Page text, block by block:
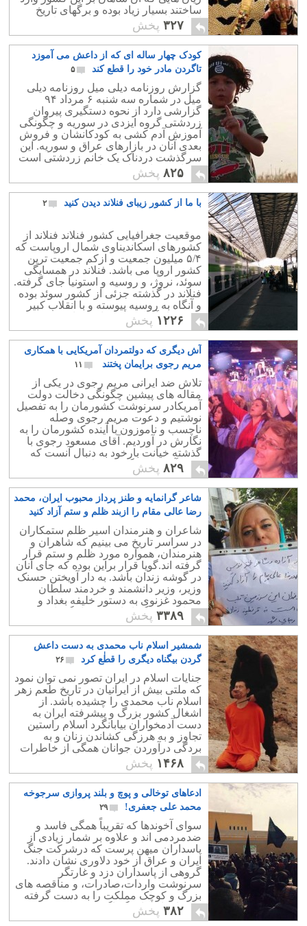
ساختند بسیار زیاد بوده و برگهای تاریخ
ایران را به لجن و سیاهی کشانده است.
۳۲۷ پخش
کودک چهار ساله ای که از داعش می آموزد
تاگردن مادر خود را قطع کند
۵
گزارش روزنامه دیلی میل روزنامه دیلی
میل در شماره سه شنبه ۶ مرداد ۹۴
گزارشی دارد از نحوه دستگیری پیروان
زردشتی گروه ایزدی در سوریه و چگونگی
آموزش آدم کشی به کودکانشان و فروش
بعدی آنان در بازارهای عراق و سوریه. این
سرگذشت دردناک یک خانم زردشتی است
که با فرزندانش اسیر داعش شد.
۸۲۵ پخش
با ما از کشور زیبای فنلاند دیدن کنید ۲
موقعیت جغرافیایی کشور فنلاند فنلاند از
کشورهای اسکاندیناوی شمال اروپاست که
۵/۴ میلیون جمعیت و ازکم جمعیت ترین
کشور اروپا می باشد. فنلاند در همسایگی
سوئد، نروژ، و روسیه و استونیا جای گرفته.
فنلاند در گذشته جزئی از کشور سوئد بوده
و آنگاه به روسیه پیوسته و با انقلاب کبیر
روسیه از آن کشور جدا شده است.
۱۲۲۶ پخش
آش دیگری که دولتمردان آمریکایی با همکاری
مریم رجوی برایمان پختند
۱۱
تلاش ضد ایرانی مریم رجوی در یکی از
مقاله های پیشین چگونگی دخالت دولت
آمریکادر سرنوشت کشورمان را به تفصیل
نوشتیم و دعوت مریم رجوی وصله
ناچسب و ناموزون با آینده کشورمان را به
نگارش در آوردیم. آقای مسعود رجوی با
گذشته خیانت بارخود به دنبال آنست که
رژیم آخوندی دیگری مشابه رژیم کنونی در
ایران برپا کند.
۸۲۹ پخش
شاعر گرانمایه و طنز پرداز محبوب ایران، محمد
رضا عالی مقام را ازبند ظلم و ستم آزاد کنید
شاعران و هنرمندان اسیر ظلم ستمکاران
در سراسر تاریخ می بینیم که شاهران و
هنرمندان، همواره مورد ظلم و ستم قرار
گرفته اند.گویا قرار براین بوده که جای آنان
در گوشه زندان باشد. به دار آویختن حسنک
وزیر، وزیر دانشمند و خردمند سلطان
م‍‍‍‍‍حمود غزنوی به دستور خلیفه بغداد و
دههانمونه دیگر از این خودکامگی است.
۳۳۸۹ پخش
شمشیر اسلام ناب محمدی به دست داعش
گردن بیگناه دیگری را قطٰع کرد
۲۶
جنایات اسلام در ایران تصور نمی توان نمود
که ملتی بیش از ایرانیان در تاریخ طعم زهر
اسلام ناب محمدی را چشیده باشد. از
اشغال کشور بزرگ و پیشرفته ایران به
دست آدمخواران بیابانگرد اسلام راستین
تجاوز و به هرزگی کشاندن زنان و به
بردگی درآوردن جوانان همگی از خاطرات
تلخی است که داعش کنونی ایران دنباله
آنست.
۱۴۶۸ پخش
ادعاهای توخالی و پوچ و بلند پروازی سرجوخه
محمد علی جعفری!
۲۹
سوای آخوندها که تقریباً همگی فاسد و
ضدمردمی اند و علاوه بر شمار زیادی از
پاسداران میهن پرست که درشرکت جنگ
ایران و عراق از خود دلاوری نشان دادند.
گروهی از پاسداران دزد و غارتگر
سرنوشت واردات،صادرات، و مناقصه های
بزرگ و کوچک مملکت را به دست گرفته
در سازمان های گوناگون نفوذکرده، همه
جا را ویران ساختند.
۳۸۲ پخش